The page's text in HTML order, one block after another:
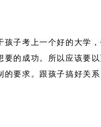
子考上一个好的大学
的成功。所以应该要
要求。跟孩子搞好关